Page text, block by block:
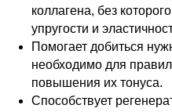
коллагена, без
упругости и
Помогает добиться
необходимо для
повышения их тонуса.
Способствует